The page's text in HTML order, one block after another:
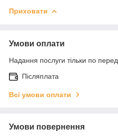
Приховати
Умови оплати
Надання послуги тільки по
Післяплата
Всі умови оплати
Умови повернення